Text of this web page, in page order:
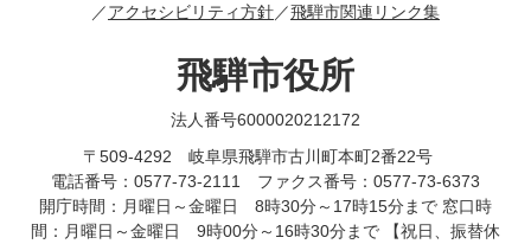
アクセシビリティ方針
飛騨市関連リンク集
飛騨市役所
法人番号6000020212172
〒509-4292 岐阜県飛騨市古川町本町2番22号
電話番号：0577-73-2111 ファクス番号：0577-73-6373
開庁時間：月曜日～金曜日 8時30分～17時15分まで 窓口時
間：月曜日～金曜日 9時00分～16時30分まで 【祝日、振替休